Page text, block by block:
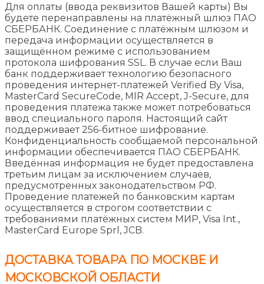
Для оплаты (ввода реквизитов Вашей карты) Вы
будете перенаправлены на платёжный шлюз ПАО
СБЕРБАНК. Соединение с платёжным шлюзом и
передача информации осуществляется в
защищённом режиме с использованием
протокола шифрования SSL. В случае если Ваш
банк поддерживает технологию безопасного
проведения интернет-платежей Verified By Visa,
MasterCard SecureCode, MIR Accept, J-Secure, для
проведения платежа также может потребоваться
ввод специального пароля. Настоящий сайт
поддерживает 256-битное шифрование.
Конфиденциальность сообщаемой персональной
информации обеспечивается ПАО СБЕРБАНК.
Введённая информация не будет предоставлена
третьим лицам за исключением случаев,
предусмотренных законодательством РФ.
Проведение платежей по банковским картам
осуществляется в строгом соответствии с
требованиями платёжных систем МИР, Visa Int.,
MasterCard Europe Sprl, JCB.
ДОСТАВКА ТОВАРА ПО МОСКВЕ И
МОСКОВСКОЙ ОБЛАСТИ